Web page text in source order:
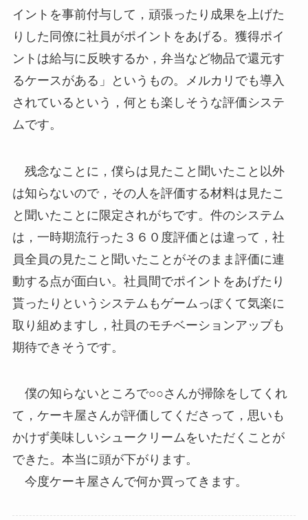
イントを事前付与して，頑張ったり成果を上げた
りした同僚に社員がポイントをあげる。獲得ポイ
ントは給与に反映するか，弁当など物品で還元す
るケースがある」というもの。メルカリでも導入
されているという，何とも楽しそうな評価システ
ムです。
残念なことに，僕らは見たこと聞いたこと以外
は知らないので，その人を評価する材料は見たこ
と聞いたことに限定されがちです。件のシステム
は，一時期流行った３６０度評価とは違って，社
員全員の見たこと聞いたことがそのまま評価に連
動する点が面白い。社員間でポイントをあげたり
貰ったりというシステムもゲームっぽくて気楽に
取り組めますし，社員のモチベーションアップも
期待できそうです。
僕の知らないところで○○さんが掃除をしてくれ
て，ケーキ屋さんが評価してくださって，思いも
かけず美味しいシュークリームをいただくことが
できた。本当に頭が下がります。
今度ケーキ屋さんで何か買ってきます。